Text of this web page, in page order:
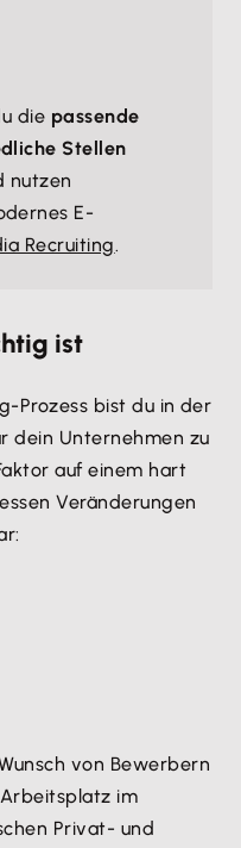
die passende
Stellen
nutzen
E-
Recruiting.
ist
Prozess bist du in der
dein Unternehmen zu
auf einem hart
Veränderungen
von Bewerbern
im
Privat- und